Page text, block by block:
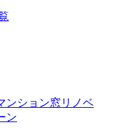
ンション窓リノベ
ン